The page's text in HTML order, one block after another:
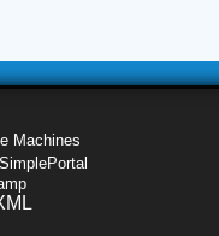
Machines